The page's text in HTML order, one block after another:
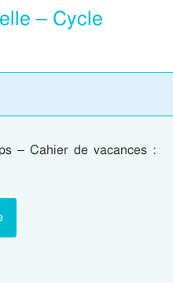
– Cycle
– Cahier de vacances :